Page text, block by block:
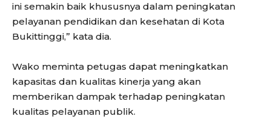
ini semakin baik khususnya dalam peningkatan
pelayanan pendidikan dan kesehatan di Kota
Bukittinggi,” kata dia.
Wako meminta petugas dapat meningkatkan
kapasitas dan kualitas kinerja yang akan
memberikan dampak terhadap peningkatan
kualitas pelayanan publik.